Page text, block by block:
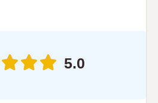
5.0